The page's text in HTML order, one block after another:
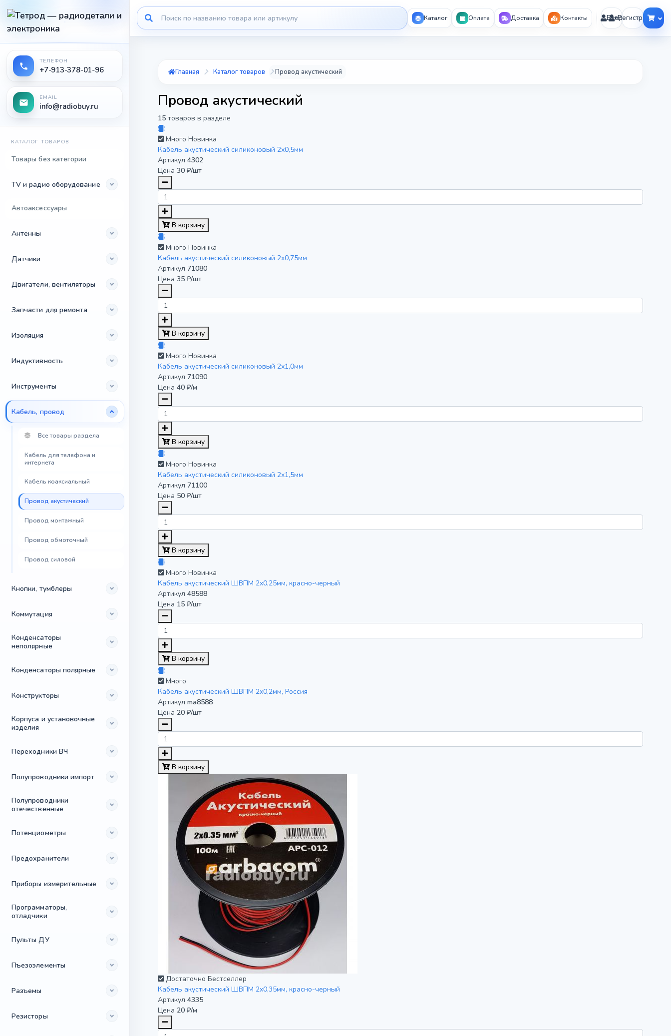
ТЕЛЕФОН
+7-913-378-01-96
EMAIL
info@radiobuy.ru
КАТАЛОГ ТОВАРОВ
Товары без категории
TV и радио оборудование
Автоаксессуары
Антенны
Датчики
Двигатели, вентиляторы
Запчасти для ремонта
Изоляция
Индуктивность
Инструменты
Кабель, провод
Все товары раздела
Кабель для телефона и
интернета
Кабель коаксиальный
Провод акустический
Провод монтажный
Провод обмоточный
Провод силовой
Кнопки, тумблеры
Коммутация
Конденсаторы
неполярные
Конденсаторы полярные
Конструкторы
Корпуса и установочные
изделия
Переходники ВЧ
Полупроводники импорт
Полупроводники
отечественные
Потенциометры
Предохранители
Приборы измерительные
Программаторы,
отладчики
Пульты ДУ
Пъезоэлементы
Разъемы
Резисторы
Каталог Оплата Доставка Контакты ВходРегистрация
Главная Каталог товаров Провод акустический
Провод акустический
15 товаров в разделе
Много Новинка
Кабель акустический силиконовый 2х0,5мм
Артикул 4302
Цена 30 ₽/шт
В корзину
Много Новинка
Кабель акустический силиконовый 2х0,75мм
Артикул 71080
Цена 35 ₽/шт
В корзину
Много Новинка
Кабель акустический силиконовый 2х1,0мм
Артикул 71090
Цена 40 ₽/м
В корзину
Много Новинка
Кабель акустический силиконовый 2х1,5мм
Артикул 71100
Цена 50 ₽/шт
В корзину
Много Новинка
Кабель акустический ШВПМ 2х0,25мм, красно-черный
Артикул 48588
Цена 15 ₽/шт
В корзину
Много
Кабель акустический ШВПМ 2х0,2мм, Россия
Артикул ma8588
Цена 20 ₽/шт
В корзину
Достаточно Бестселлер
Кабель акустический ШВПМ 2х0,35мм, красно-черный
Артикул 4335
Цена 20 ₽/м